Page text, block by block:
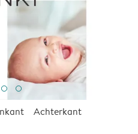
Achterkant